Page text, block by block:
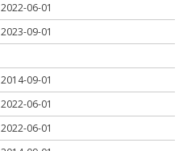
2022-06-01
2023-09-01
2014-09-01
2022-06-01
2022-06-01